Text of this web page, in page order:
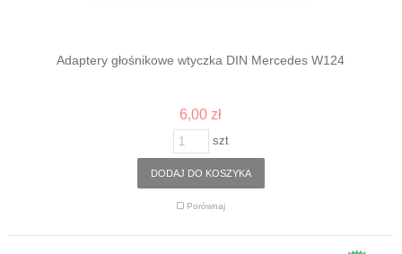
Adaptery głośnikowe wtyczka DIN Mercedes W124
6,00 zł
szt
DODAJ DO KOSZYKA
Porównaj